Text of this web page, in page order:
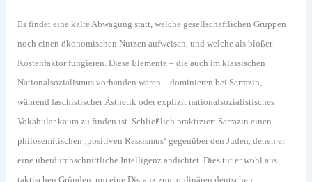
Es findet eine kalte Abwägung statt, welche gesellschaftlichen Gruppen
noch einen ökonomischen Nutzen aufweisen, und welche als bloßer
Kostenfaktor fungieren. Diese Elemente – die auch im klassischen
Nationalsozialismus vorhanden waren – dominieren bei Sarrazin,
während faschistischer Ästhetik oder explizit nationalsozialistisches
Vokabular kaum zu finden ist. Schließlich praktiziert Sarrazin einen
philosemitischen ‚positiven Rassismus‘ gegenüber den Juden, denen er
eine überdurchschnittliche Intelligenz andichtet. Dies tut er wohl aus
taktischen Gründen, um eine Distanz zum ordinären deutschen